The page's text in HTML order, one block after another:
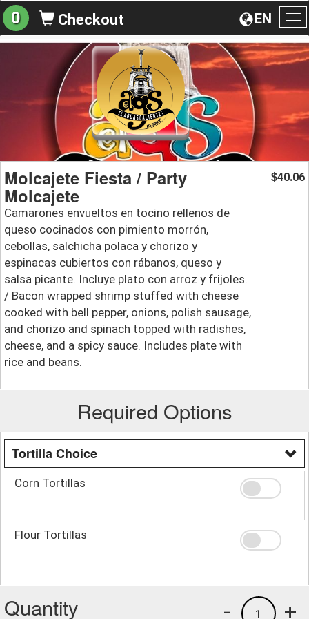
EN
0 Checkout
Molcajete Fiesta / Party
Molcajete
Camarones envueltos en tocino rellenos de
queso cocinados con pimiento morrón,
cebollas, salchicha polaca y chorizo y
espinacas cubiertos con rábanos, queso y
salsa picante. Incluye plato con arroz y frijoles.
/ Bacon wrapped shrimp stuffed with cheese
cooked with bell pepper, onions, polish sausage,
and chorizo and spinach topped with radishes,
cheese, and a spicy sauce. Includes plate with
rice and beans.
$40.06
Required Options
Tortilla Choice
Corn Tortillas
Flour Tortillas
Quantity +
1
-